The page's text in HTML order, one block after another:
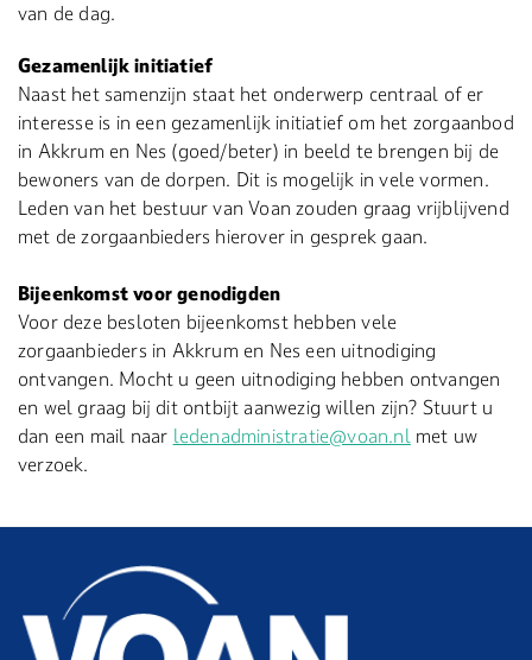
van de dag.
Gezamenlijk initiatief
Naast het samenzijn staat het onderwerp centraal of er
interesse is in een gezamenlijk initiatief om het zorgaanbod
in Akkrum en Nes (goed/beter) in beeld te brengen bij de
bewoners van de dorpen. Dit is mogelijk in vele vormen.
Leden van het bestuur van Voan zouden graag vrijblijvend
met de zorgaanbieders hierover in gesprek gaan.
Bijeenkomst voor genodigden
Voor deze besloten bijeenkomst hebben vele
zorgaanbieders in Akkrum en Nes een uitnodiging
ontvangen. Mocht u geen uitnodiging hebben ontvangen
en wel graag bij dit ontbijt aanwezig willen zijn? Stuurt u
dan een mail naar ledenadministratie@voan.nlmet uw
verzoek.